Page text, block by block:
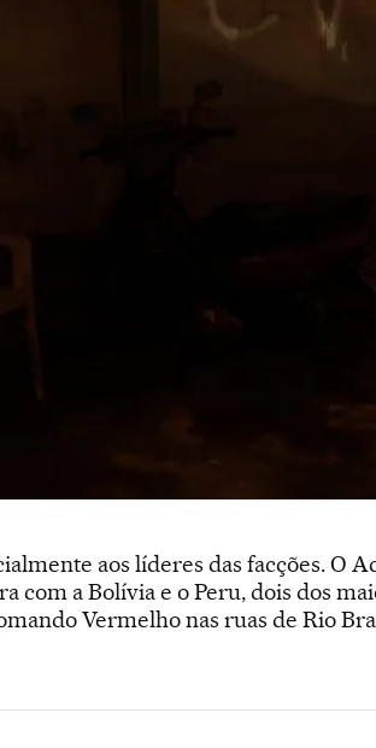
aos líderes das facções. O
com a Bolívia e o Peru, dois dos
Vermelho nas ruas de Rio